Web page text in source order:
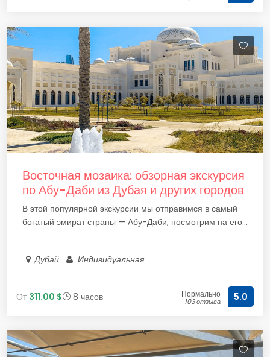
Восточная мозаика: обзорная экскурсия
по Абу-Даби из Дубая и других городов
В этой популярной экскурсии мы отправимся в самый
богатый эмират страны — Абу-Даби, посмотрим на его...
Дубай Индивидуальная
От 311.00 $ 8 часов Нормально
103 отзыва 5.0